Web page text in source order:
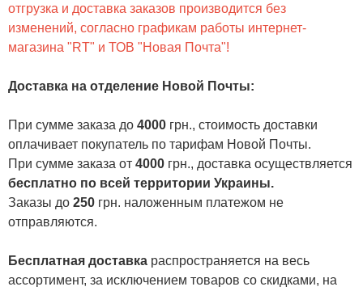
отгрузка и доставка заказов производится без
изменений, согласно графикам работы интернет-
магазина "RT" и ТОВ "Новая Почта"!
Доставка на отделение Новой Почты:
При сумме заказа до 4000 грн., стоимость доставки
оплачивает покупатель по тарифам Новой Почты.
При сумме заказа от 4000 грн., доставка осуществляется
бесплатно по всей территории Украины.
Заказы до 250 грн. наложенным платежом не
отправляются.
Бесплатная доставка распространяется на весь
ассортимент, за исключением товаров со скидками, на